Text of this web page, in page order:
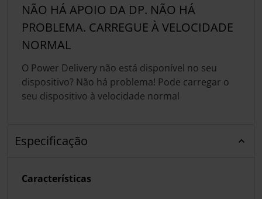
NÃO HÁ APOIO DA DP. NÃO HÁ
PROBLEMA. CARREGUE À VELOCIDADE
NORMAL
O Power Delivery não está disponível no seu
dispositivo? Não há problema! Pode carregar o
seu dispositivo à velocidade normal
Especificação
Características